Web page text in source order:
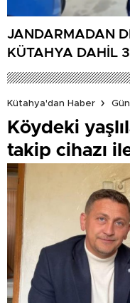
JANDARMADAN
KÜTAHYA DAHİL
Kütahya'dan Haber
Köydeki
takip cihazı